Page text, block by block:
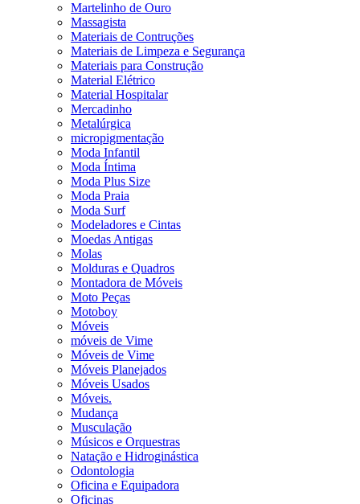
Martelinho de Ouro
Massagista
Materiais de Contruções
Materiais de Limpeza e Segurança
Materiais para Construção
Material Elétrico
Material Hospitalar
Mercadinho
Metalúrgica
micropigmentação
Moda Infantil
Moda Íntima
Moda Plus Size
Moda Praia
Moda Surf
Modeladores e Cintas
Moedas Antigas
Molas
Molduras e Quadros
Montadora de Móveis
Moto Peças
Motoboy
Móveis
móveis de Vime
Móveis de Vime
Móveis Planejados
Móveis Usados
Móveis.
Mudança
Musculação
Músicos e Orquestras
Natação e Hidroginástica
Odontologia
Oficina e Equipadora
Oficinas